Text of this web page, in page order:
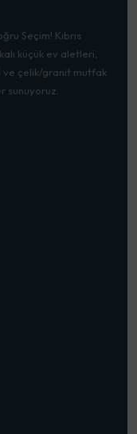
Seçim! Kıbrıs
küçük ev aletleri,
ve çelik/granit mutfak
sunuyoruz.